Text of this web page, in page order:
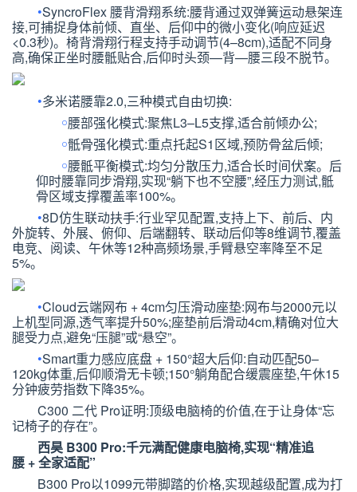
•SyncroFlex腰背滑翔系统:腰背通过双弹簧运动悬架连
接,可捕捉身体前倾、直坐、后仰中的微小变化(响应延迟
<0.3秒)。椅背滑翔行程支持手动调节(4–8cm),适配不同身
高,确保正坐时腰骶贴合,后仰时头颈—背—腰三段不脱节。
•多米诺腰靠2.0,三种模式自由切换:
￮腰部强化模式:聚焦L3–L5支撑,适合前倾办公;
￮骶骨强化模式:重点托起S1区域,预防骨盆后倾;
￮腰骶平衡模式:均匀分散压力,适合长时间伏案。 后
仰时腰靠同步滑翔,实现“躺下也不空腰”,经压力测试,骶
骨区域支撑覆盖率100%。
•8D仿生联动扶手:行业罕见配置,支持上下、前后、内
外旋转、外展、俯仰、后端翻转、联动后仰等8维调节,覆盖
电竞、阅读、午休等12种高频场景,手臂悬空率降至不足
5%。
•Cloud云端网布 + 4cm匀压滑动座垫:网布与2000元以
上机型同源,透气率提升50%;座垫前后滑动4cm,精确对位大
腿受力点,避免“压腿”或“悬空”。
•Smart重力感应底盘 + 150°超大后仰:自动匹配50–
120kg体重,后仰顺滑无卡顿;150°躺角配合缓震座垫,午休15
分钟疲劳指数下降35%。
C300 二代 Pro证明:顶级电脑椅的价值,在于让身体“忘
记椅子的存在”。
西昊 B300 Pro:千元满配健康电脑椅,实现“精准追
腰 +全家适配”
B300 Pro以1099元带脚踏的价格,实现越级配置,成为打